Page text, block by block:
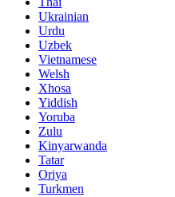
Ukrainian
Urdu
Uzbek
Vietnamese
Welsh
Xhosa
Yiddish
Yoruba
Zulu
Kinyarwanda
Tatar
Oriya
Turkmen